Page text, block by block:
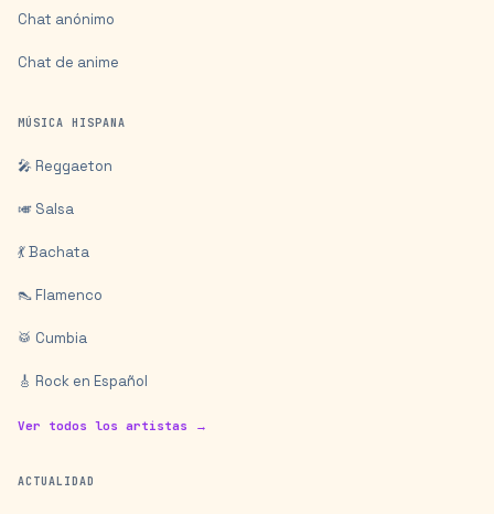
Chat anónimo
Chat de anime
MÚSICA HISPANA
🎤 Reggaeton
🎺 Salsa
💃 Bachata
👠 Flamenco
🥁 Cumbia
🎸 Rock en Español
Ver todos los artistas →
ACTUALIDAD